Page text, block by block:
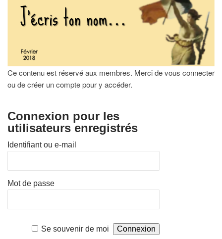
Ce contenu est réservé aux membres. Merci de vous connecter
ou de créer un compte pour y accéder.
Connexion pour les
utilisateurs enregistrés
Identifiant ou e-mail
Mot de passe
Se souvenir de moi